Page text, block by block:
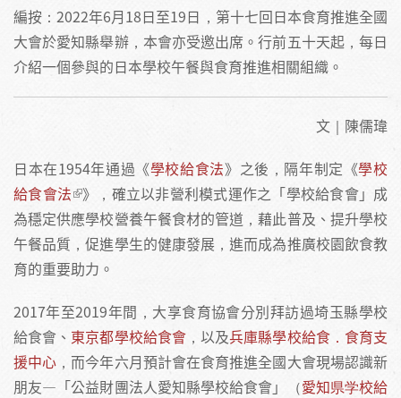
編按：2022年6月18日至19日，第十七回日本食育推進全國
大會於愛知縣舉辦，本會亦受邀出席。行前五十天起，每日
介紹一個參與的日本學校午餐與食育推進相關組織。
文｜陳儒瑋
日本在1954年通過《學校給食法》之後，隔年制定《學校
給食會法 》，確立以非營利模式運作之「學校給食會」成
為穩定供應學校營養午餐食材的管道，藉此普及、提升學校
午餐品質，促進學生的健康發展，進而成為推廣校園飲食教
育的重要助力。
2017年至2019年間，大享食育協會分別拜訪過埼玉縣學校
給食會、 東京都學校給食會，以及兵庫縣學校給食．食育支
援中心 ，而今年六月預計會在食育推進全國大會現場認識新
朋友—「公益財團法人愛知縣學校給食會」（愛知県学校給